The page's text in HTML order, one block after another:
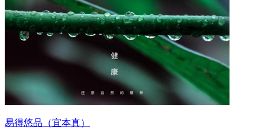
易得悠品（宜本真）